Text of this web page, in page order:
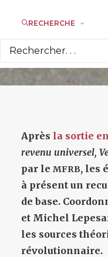
RECHERCHE
Après la sortie
revenu universel,
par le MFRB, les
à présent un
de base.
et Michel
les sources
révolutionnaire.